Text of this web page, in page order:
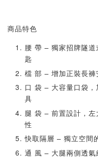
商品特色
腰 帶 – 獨家招牌隧
匙
檔 部 – 增加正裝長褲
口 袋 – 大容量口袋
具
腿 袋 – 前置設計，
性
快取隔層 – 獨立空間
通 風 – 大腿兩側透氣